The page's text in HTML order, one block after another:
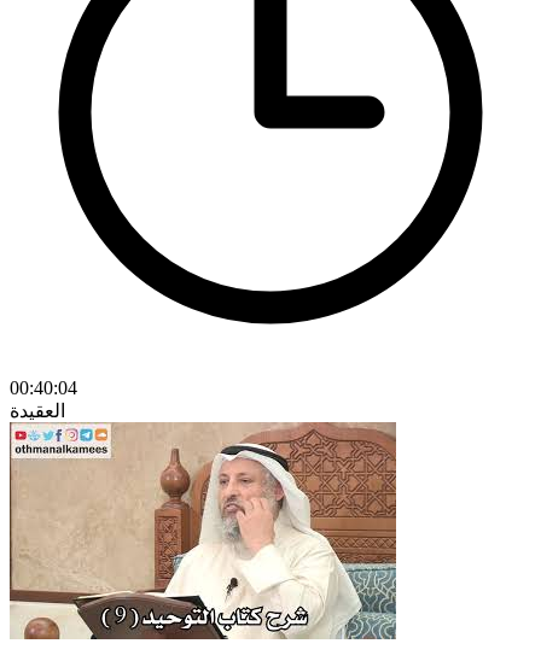
00:40:04
العقيدة